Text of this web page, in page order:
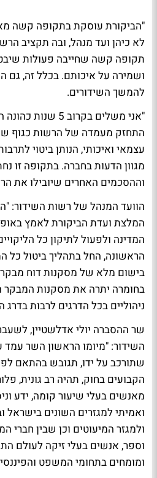
"הביקורת עוסקת בתקופה קשה
תקופה קשה שחייבה פעולות
ושמירה על איכותם. בכלל זה, גם
להמשך השידורים.
"אני משלים בקרוב
התחזק מעמדה של הרשות כגוף
עצמאי ואיכותי, הנותן ביטוי
מגוון הדעות בחברה. בתקופה זו
וההסכמים האחרים שיובילו את
הוועד המנהל של רשות השידור:
המלצת ועדת הביקורת לאמץ
המדינה ולפעול לתיקון כל
הראשונה, החל בתהליך ביטול כל
בישום מלא של מסקנות דוח מבקר
בחומרה יתרה את מסקנות המבקר
ניהוליים בכל הדרגים לרבות בדרג
שר ההסברה יולי אדלשטיין,
השידור: "מיומו הראשון השר עמד
שתורכב על ידו, תגובש בהתאם
הקבועים בחוק, תהיה רב גונית,
מאנשים בעלי שיעור קומה, ידע
ואמיתי למגזרים השונים בישראל
ולמגזר המיעוטים וכן שבין חברי
וספר, אנשים בעלי זיקה לעולם
ומומחים בתחומי המשפט